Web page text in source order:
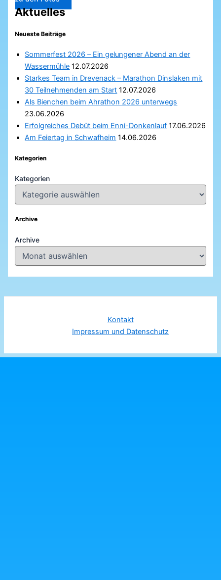
Aktuelles
Neueste Beiträge
Sommerfest 2026 – Ein gelungener Abend an der
Wassermühle 12.07.2026
Starkes Team in Drevenack – Marathon Dinslaken mit
30 Teilnehmenden am Start 12.07.2026
Als Bienchen beim Ahrathon 2026 unterwegs
23.06.2026
Erfolgreiches Debüt beim Enni-Donkenlauf 17.06.2026
Am Feiertag in Schwafheim 14.06.2026
Kategorien
Kategorien
Archive
Archive
Kontakt
Impressum und Datenschutz